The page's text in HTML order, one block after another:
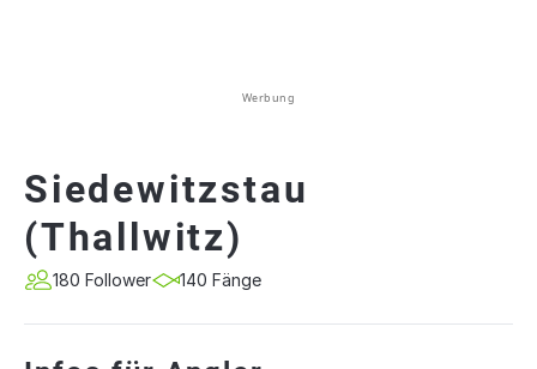
Werbung
Siedewitzstau
(Thallwitz)
180 Follower 140 Fänge